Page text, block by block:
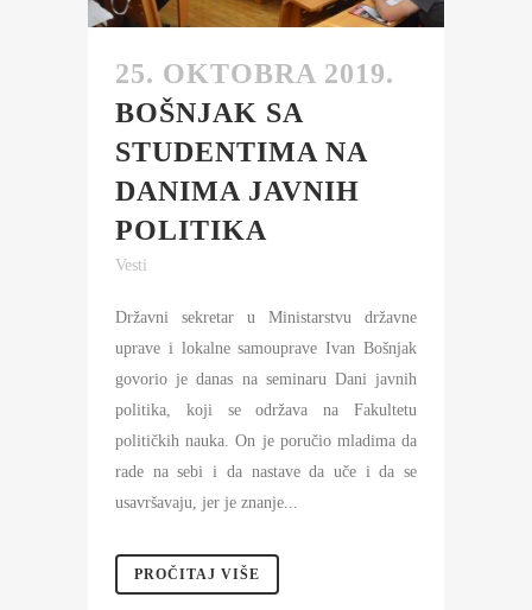
25. OKTOBRA 2019.
BOŠNJAK SA
STUDENTIMA NA
DANIMA JAVNIH
POLITIKA
Vesti
Državni sekretar u Ministarstvu državne
uprave i lokalne samouprave Ivan Bošnjak
govorio je danas na seminaru Dani javnih
politika, koji se održava na Fakultetu
političkih nauka. On je poručio mladima da
rade na sebi i da nastave da uče i da se
usavršavaju, jer je znanje...
PROČITAJ VIŠE